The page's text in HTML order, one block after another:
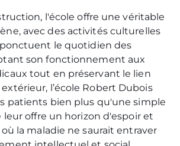
l'école offre une véritable
avec des activités culturelles
le quotidien des
son fonctionnement aux
tout en préservant le lien
l’école Robert Dubois
patients bien plus qu'une simple
leur offre un horizon d'espoir et
la maladie ne saurait entraver